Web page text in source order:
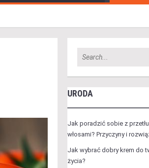
URODA
Jak poradzić sobie z
włosami? Przyczyny i
Jak wybrać dobry krem do
życia?